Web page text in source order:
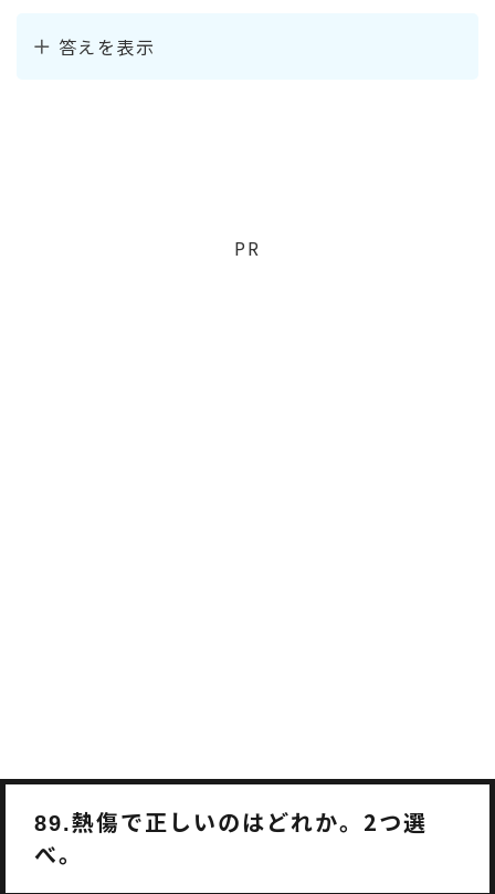
答えを表示
PR
89.熱傷で正しいのはどれか。2つ選
べ。